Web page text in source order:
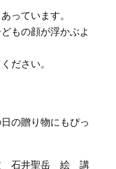
っています。
もの顔が浮かぶよ
ださい。
の贈り物にもぴっ
石井聖岳 絵 講